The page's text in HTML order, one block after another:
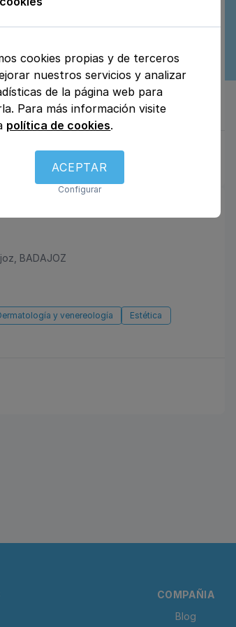
Almería
BADAJOZ
y venereología
Estética
COMPAÑIA
Blog
cookies propias y de terceros
nuestros servicios y analizar
de la página web para
Para más información visite
política de cookies.
ACEPTAR
Configurar